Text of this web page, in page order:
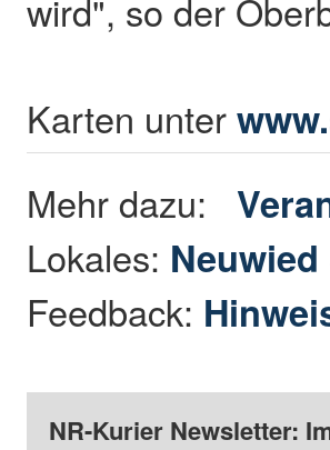
wird", so der
Karten unter
Mehr dazu:
Lokales:
Feedback:
NR-Kurier Newsletter: